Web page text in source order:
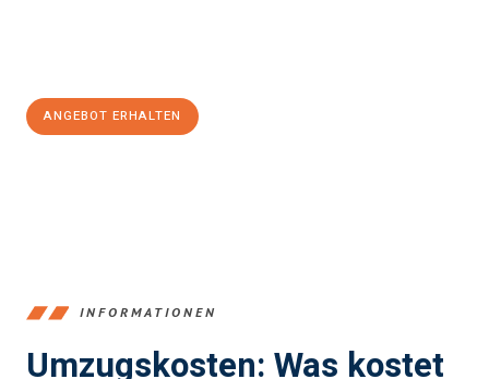
ANGEBOT ERHALTEN
INFORMATIONEN
Umzugskosten: Was kostet